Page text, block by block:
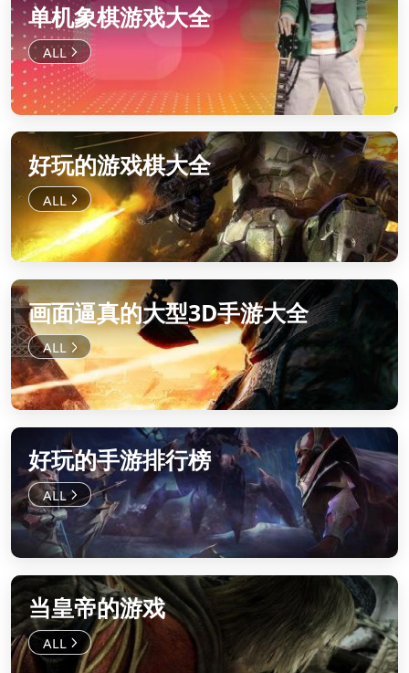
单机象棋游戏大全
好玩的游戏棋大全
画面逼真的大型3D手游大全
好玩的手游排行榜
当皇帝的游戏